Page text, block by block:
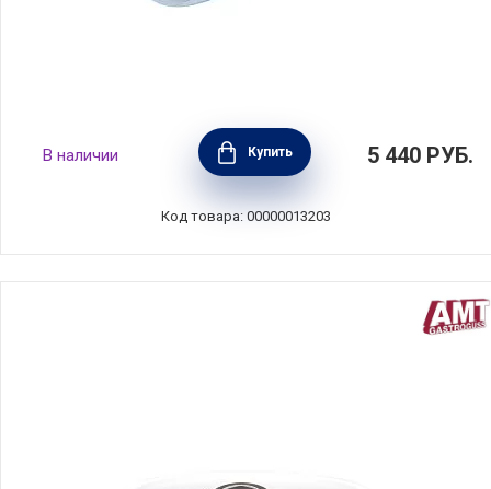
Крышка стеклянная 28 см, Gastrolux, Дания,
GAS28-0
В наличии Купить 5 440 РУБ.
Код товара: 00000013203